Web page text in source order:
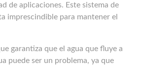
de aplicaciones. Este sistema de
imprescindible para mantener el
garantiza que el agua que fluye a
puede ser un problema, ya que